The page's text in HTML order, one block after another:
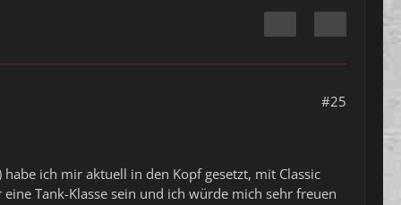
#25
ich mir aktuell in den Kopf gesetzt, mit Classic
Tank-Klasse sein und ich würde mich sehr freuen